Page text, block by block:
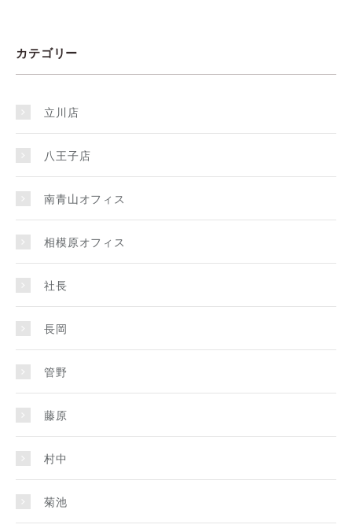
カテゴリー
立川店
八王子店
南青山オフィス
相模原オフィス
社長
長岡
管野
藤原
村中
菊池